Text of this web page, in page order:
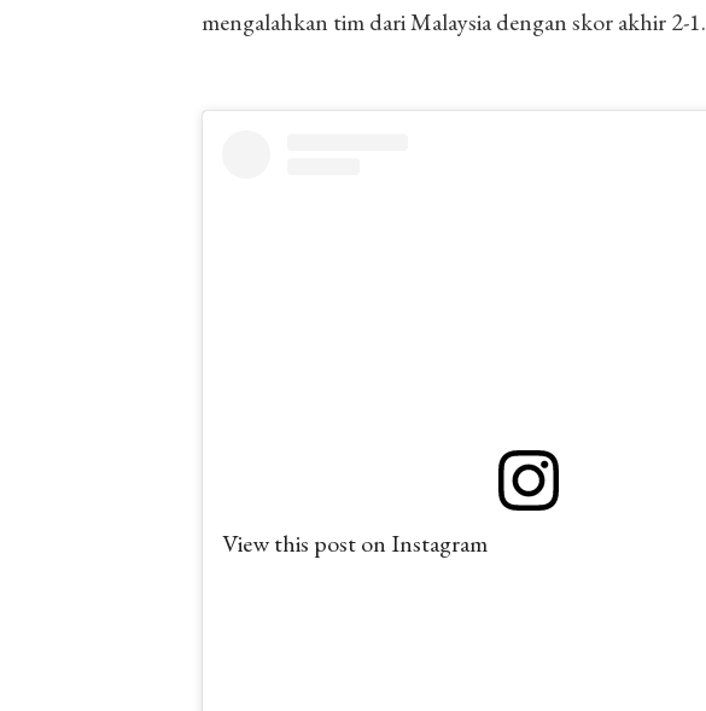
mengalahkan tim dari Malaysia dengan skor akhir 2-1.
View this post on Instagram